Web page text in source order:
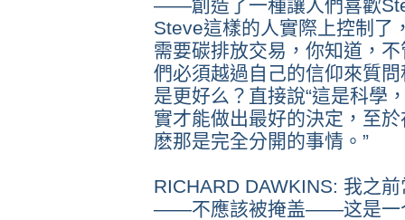
——創造了一種讓人們喜歡
Steve這樣的人實際上控制了
需要碳排放交易，你知道，
們必須越過自己的信仰來質
是更好么？直接說“這是科學
實才能做出最好的決定，至
麽那是完全分開的事情。”
RICHARD DAWKINS: 我之
——不應該被掩盖——这是一